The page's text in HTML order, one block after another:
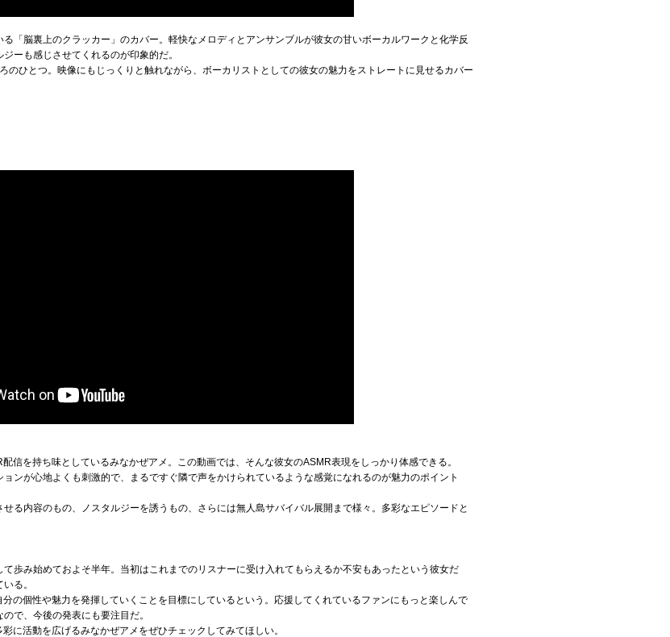
「脳裏上のクラッカー」のカバー。軽快なメロディとアンサンブルが彼女の甘いボーカルワークと化学反
ーも感じさせてくれるのが印象的だ。
のひとつ。映像にもじっくりと触れながら、ボーカリストとしての彼女の魅力をストレートに見せるカバー
信を持ち味としているみなかぜアメ。この動画では、そんな彼女のASMR表現をしっかり体感できる。
ンが心地よくも刺激的で、まるですぐ隣で声をかけられているような感覚になれるのが魅力のポイント
る内容のもの、ノスタルジーを誘うもの、さらには無人島サバイバル展開まで様々。多彩なエピソードと
歩み始めておよそ半年。当初はこれまでのリスナーに受け入れてもらえるか不安もあったという彼女だ
る。
の個性や魅力を発揮していくことを目標にしているという。応援してくれているファンにもっと楽しんで
で、今後の発表にも要注目だ。
に活動を広げるみなかぜアメをぜひチェックしてみてほしい。